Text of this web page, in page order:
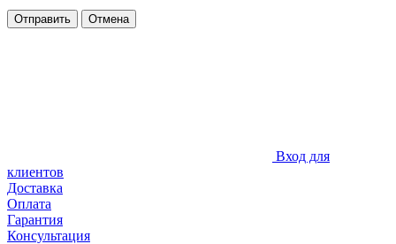
Отправить Отмена
Вход для
клиентов
Доставка
Оплата
Гарантия
Консультация